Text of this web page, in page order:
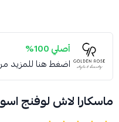
أصلي 100%
اضغط هنا للمزيد
ماسكارا لاش لوفنج